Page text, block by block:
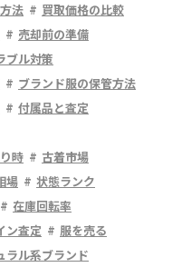
法
買取価格の比較
売却前の準備
ブル対策
ブランド服の保管方法
付属品と査定
時
古着市場
場
状態ランク
在庫回転率
ン査定
服を売る
ラル系ブランド